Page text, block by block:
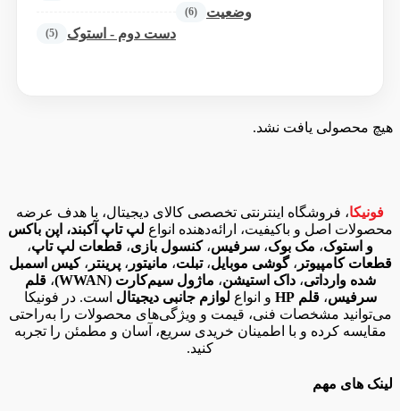
وضعیت (6)
دست دوم - استوک (5)
هیچ محصولی یافت نشد.
فونیکا، فروشگاه اینترنتی تخصصی کالای دیجیتال، با هدف عرضه
محصولات اصل و باکیفیت، ارائه‌دهنده انواع لپ تاپ آکبند، اپن باکس
و استوک، مک بوک، سرفیس،کنسول بازی، قطعات لپ تاپ،
قطعات کامپیوتر ،گوشی موبایل،تبلت، مانیتور ،پرینتر ،کیس اسمبل
شده وارداتی،داک استیشن، ماژول سیم‌کارت (WWAN) ،قلم
سرفیس،قلم HP و انواع لوازم جانبی دیجیتال است. در فونیکا
می‌توانید مشخصات فنی، قیمت و ویژگی‌های محصولات را به‌راحتی
مقایسه کرده و با اطمینان خریدی سریع، آسان و مطمئن را تجربه
کنید.
لینک های مهم